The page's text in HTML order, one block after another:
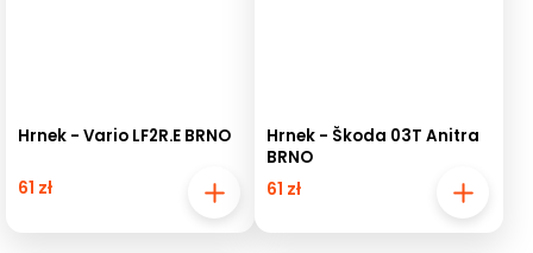
Hrnek - Vario LF2R.E BRNO
61 zł
Hrnek - Škoda 03T Anitra
BRNO
61 zł